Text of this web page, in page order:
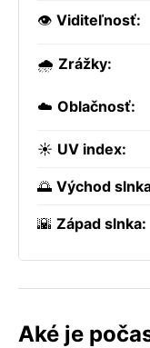
👁️ Viditeľnosť:
🌧️ Zrážky:
☁️ Oblačnosť:
☀️ UV index:
🌅 Východ
🌇 Západ slnka:
Aké je